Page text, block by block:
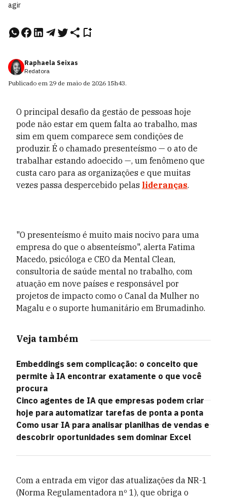
agir
Raphaela Seixas
Redatora
Publicado em 29 de maio de 2026 15h43.
O principal desafio da gestão de pessoas hoje
pode não estar em quem falta ao trabalho, mas
sim em quem comparece sem condições de
produzir. É o chamado presenteísmo — o ato de
trabalhar estando adoecido —, um fenômeno que
custa caro para as organizações e que muitas
vezes passa despercebido pelas lideranças.
"O presenteísmo é muito mais nocivo para uma
empresa do que o absenteísmo", alerta Fatima
Macedo, psicóloga e CEO da Mental Clean,
consultoria de saúde mental no trabalho, com
atuação em nove países e responsável por
projetos de impacto como o Canal da Mulher no
Magalu e o suporte humanitário em Brumadinho.
Veja também
Embeddings sem complicação: o conceito que
permite à IA encontrar exatamente o que você
procura
Cinco agentes de IA que empresas podem criar
hoje para automatizar tarefas de ponta a ponta
Como usar IA para analisar planilhas de vendas e
descobrir oportunidades sem dominar Excel
Com a entrada em vigor das atualizações da NR-1
(Norma Regulamentadora nº 1), que obriga o